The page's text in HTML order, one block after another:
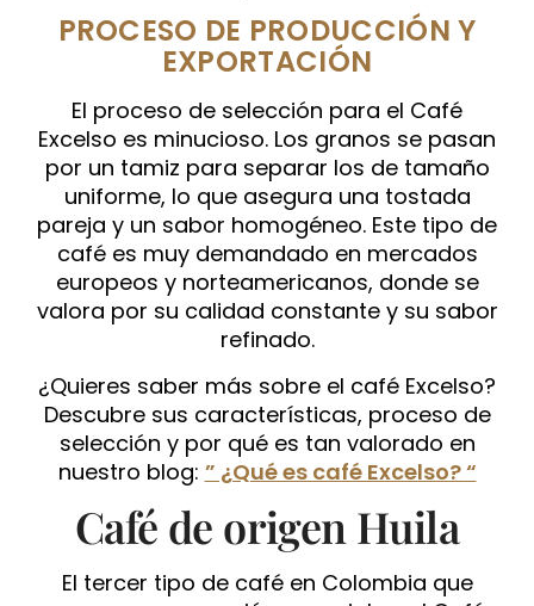
PROCESO DE PRODUCCIÓN Y
EXPORTACIÓN
El proceso de selección para el Café
Excelso es minucioso. Los granos se pasan
por un tamiz para separar los de tamaño
uniforme, lo que asegura una tostada
pareja y un sabor homogéneo. Este tipo de
café es muy demandado en mercados
europeos y norteamericanos, donde se
valora por su calidad constante y su sabor
refinado.
¿Quieres saber más sobre el café Excelso?
Descubre sus características, proceso de
selección y por qué es tan valorado en
nuestro blog: ” ¿Qué es café Excelso? “
Café de origen Huila
El tercer tipo de café en Colombia que